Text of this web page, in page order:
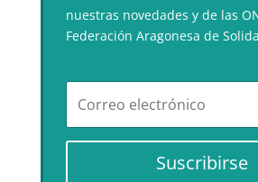
nuestras novedades y de las
Federación Aragonesa de
Suscribirse